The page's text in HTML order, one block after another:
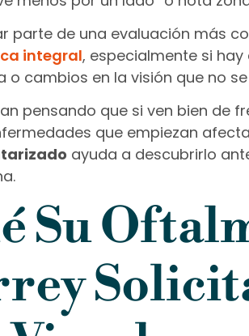
parte de una evaluación más
integral, especialmente si
o cambios en la visión que no
pensando que si ven bien de
que empiezan
ayuda a descubrirlo
Su